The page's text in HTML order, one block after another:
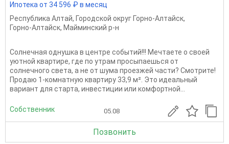
Ипотека от 34 596 ₽ в месяц
Республика Алтай, Городской округ Горно-Алтайск,
Горно-Алтайск, Майминский р-н
Солнечная однушка в центре событий!!! Мечтаете о своей
уютной квартире, где по утрам просыпаешься от
солнечного света, а не от шума проезжей части? Смотрите!
Продаю 1-комнатную квартиру 33,9 м². Это идеальный
вариант для старта, инвестиции или комфортной...
Собственник 05.08
Позвонить